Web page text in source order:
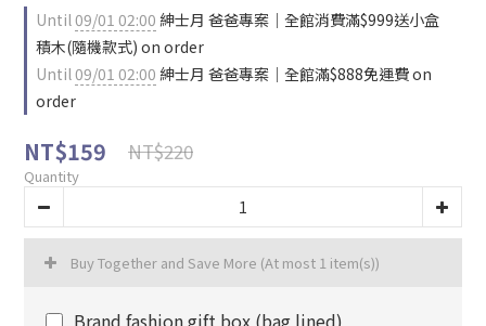
Until09/01 02:00 紳士月 爸爸專案｜全館消費滿$999送小盒
積木(隨機款式) on order
Until09/01 02:00 紳士月 爸爸專案｜全館滿$888免運費 on
order
NT$159 NT$220
Quantity
Buy Together and Save More (At most 1 item(s))
Brand fashion gift box (bag lined)